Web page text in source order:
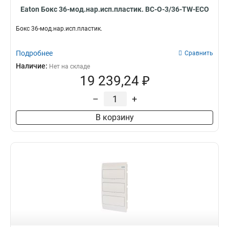
Eaton Бокс 36-мод.нар.исп.пластик. BC-O-3/36-TW-ECO
Бокс 36-мод.нар.исп.пластик.
Подробнее Сравнить
Наличие: Нет на складе
19 239,24 ₽
– +
В корзину